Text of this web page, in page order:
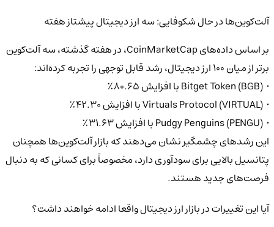
آلت‌کوین‌ها در حال شکوفایی: سه ارز دیجیتال پیشتاز هفته
بر اساس داده‌های CoinMarketCap، در هفته گذشته، سه آلت‌کوین
برتر از میان ۱۰۰ ارز دیجیتال، رشد قابل توجهی را تجربه کرده‌اند:
• Bitget Token (BGB) با افزایش ۸۰.۶۵٪
• Virtuals Protocol (VIRTUAL) با افزایش ۴۲.۳۰٪
• Pudgy Penguins (PENGU) با افزایش ۳۱.۶۳٪
این رشد‌های چشمگیر نشان می‌دهند که بازار آلت‌کوین‌ها همچنان
پتانسیل بالایی برای سودآوری دارد، مخصوصاً برای کسانی که به دنبال
فرصت‌های جدید هستند.
آیا این تغییرات در بازار ارز دیجیتال واقعا ادامه خواهند داشت؟